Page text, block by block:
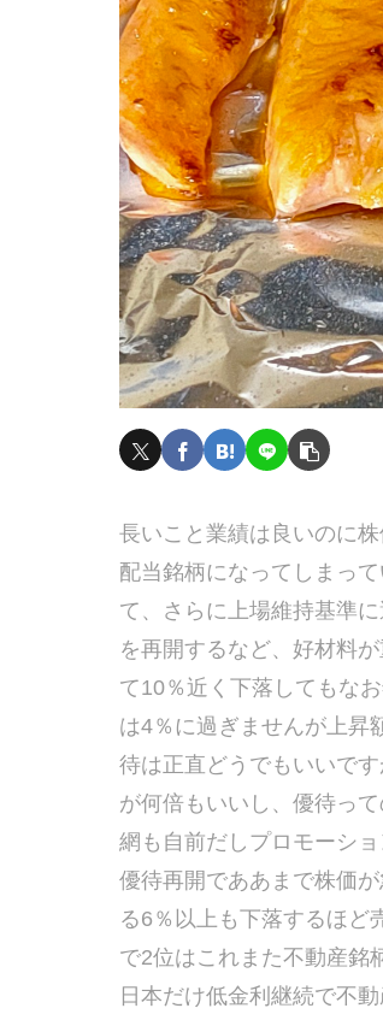
長いこと業績は良いのに
配当銘柄になってしまっ
て、さらに上場維持基準
を再開するなど、好材料
て10％近く下落してもな
は4％に過ぎませんが上昇
待は正直どうでもいいで
が何倍もいいし、優待っ
網も自前だしプロモーシ
優待再開でああまで株価
る6％以上も下落するほど
で2位はこれまた不動産銘
日本だけ低金利継続で不